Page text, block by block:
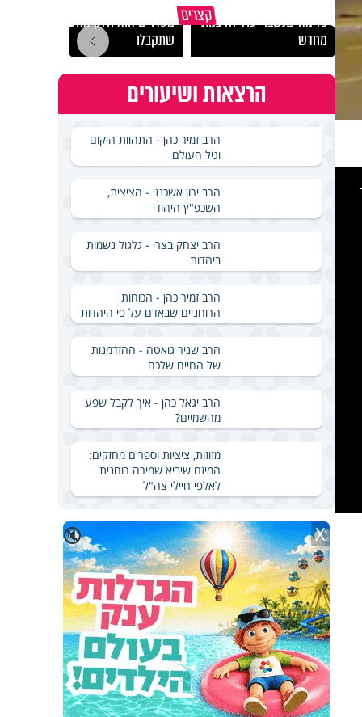
קצריםכל מה שנשבר יכול להיבנות
מחדש
מסדרים הוא חלק מהשפע
שתקבלו
הרצאות ושיעורים
הרב זמיר כהן - התהוות היקום
וגיל העולם
הרב ירון אשכנזי - הציצית,
השכפ"ץ היהודי
הרב יצחק בצרי - גלגול נשמות
ביהדות
הרב זמיר כהן - הכוחות
הרוחניים שבאדם על פי היהדות
הרב שניר גואטה - ההזדמנות
של החיים שלכם
הרב יגאל כהן - איך לקבל שפע
מהשמיים?
מזוזות, ציציות וספרים מחזקים:
המיזם שיביא שמירה רוחנית
לאלפי חיילי צה"ל
🔇 X